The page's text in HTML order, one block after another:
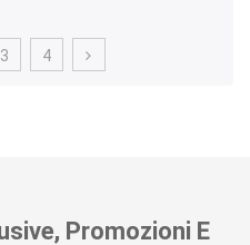
3 4
Promozioni E